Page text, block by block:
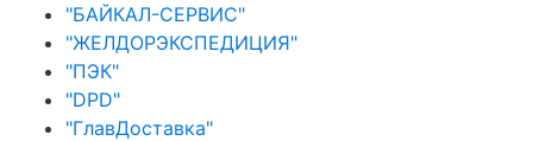
"БАЙКАЛ-СЕРВИС"
"ЖЕЛДОРЭКСПЕДИЦИЯ"
"ПЭК"
"DPD"
"ГлавДоставка"